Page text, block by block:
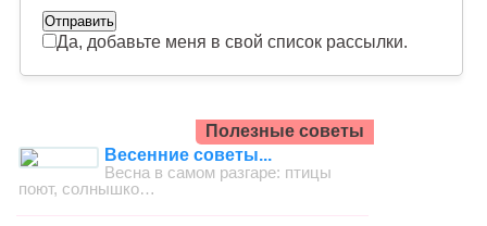
Да, добавьте меня в свой список рассылки.
Полезные советы
Весенние советы...
Весна в самом разгаре: птицы
поют, солнышко…